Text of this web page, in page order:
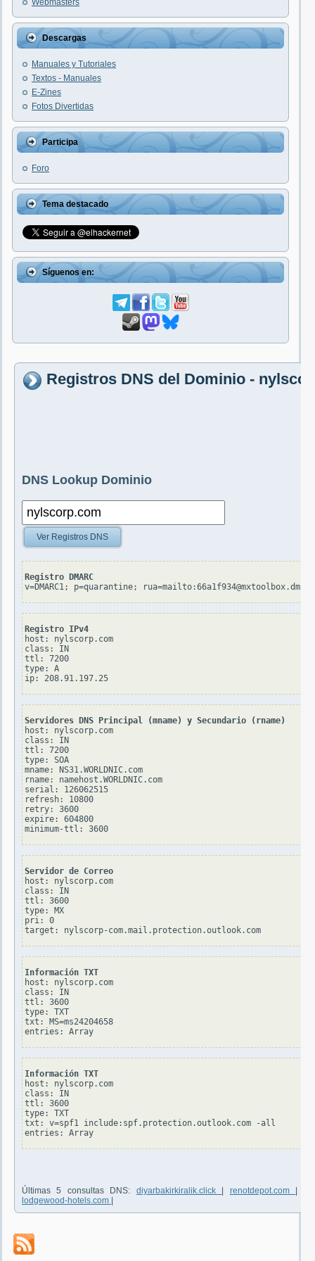
Webmasters
Descargas
Manuales y Tutoriales
Textos - Manuales
E-Zines
Fotos Divertidas
Participa
Foro
Tema destacado
Síguenos en:
Registros DNS del Dominio -
DNS Lookup Dominio
Ver Registros DNS
Registro DMARC
v=DMARC1; p=quarantine;
Registro IPv4
host: nylscorp.com
class: IN
ttl: 7200
type: A
Servidores DNS Principal (mname) y Secundario (rname)
host: nylscorp.com
class: IN
ttl: 7200
type: SOA
mname: NS31.WORLDNIC.com
rname: namehost.WORLDNIC.com
serial: 126062515
refresh: 10800
retry: 3600
expire: 604800
Servidor de Correo
host: nylscorp.com
class: IN
ttl: 3600
type: MX
pri: 0
Información TXT
host: nylscorp.com
class: IN
ttl: 3600
type: TXT
txt: MS=ms24204658
Información TXT
host: nylscorp.com
class: IN
ttl: 3600
type: TXT
txt: v=spf1 include:spf.protection.outlook.com -all
Últimas 5 consultas DNS: diyarbakirkiralik.click renotdepot.com
lodgewood-hotels.com